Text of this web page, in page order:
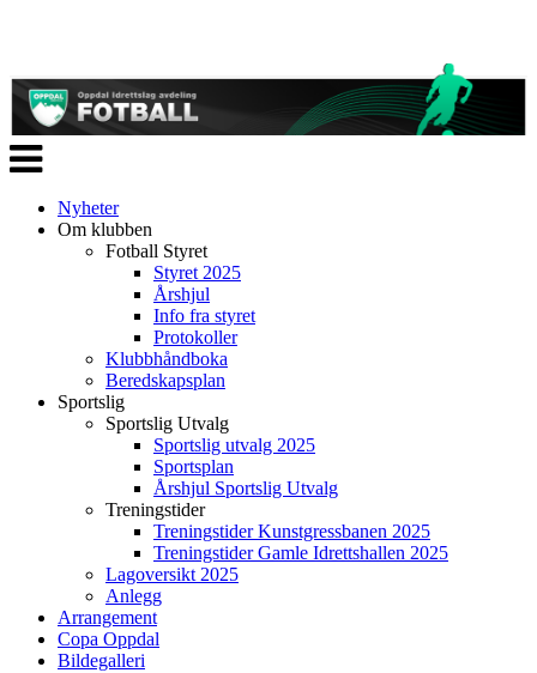
Veksle
navigasjon
Nyheter
Om klubben
Fotball Styret
Styret 2025
Årshjul
Info fra styret
Protokoller
Klubbhåndboka
Beredskapsplan
Sportslig
Sportslig Utvalg
Sportslig utvalg 2025
Sportsplan
Årshjul Sportslig Utvalg
Treningstider
Treningstider Kunstgressbanen 2025
Treningstider Gamle Idrettshallen 2025
Lagoversikt 2025
Anlegg
Arrangement
Copa Oppdal
Bildegalleri